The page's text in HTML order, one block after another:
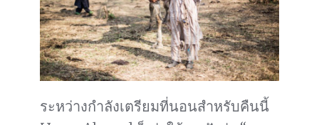
ระหว่างกำลังเตรียมที่นอนสำหรับคืนนี้